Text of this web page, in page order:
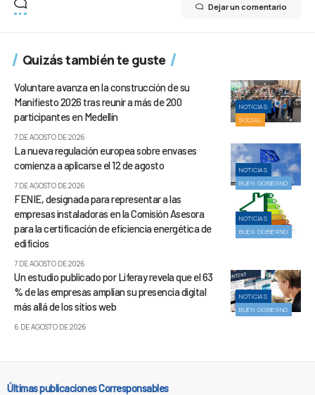
Dejar un comentario
Quizás también te guste
NOTICIAS
SOCIAL
Voluntare avanza en la construcción de su
Manifiesto 2026 tras reunir a más de 200
participantes en Medellín
7 DE AGOSTO DE 2026
NOTICIAS
BUEN GOBIERNO
La nueva regulación europea sobre envases
comienza a aplicarse el 12 de agosto
7 DE AGOSTO DE 2026
NOTICIAS
BUEN GOBIERNO
FENIE, designada para representar a las
empresas instaladoras en la Comisión Asesora
para la certificación de eficiencia energética de
edificios
7 DE AGOSTO DE 2026
NOTICIAS
BUEN GOBIERNO
Un estudio publicado por Liferay revela que el 63
% de las empresas amplían su presencia digital
más allá de los sitios web
6 DE AGOSTO DE 2026
Últimas publicaciones Corresponsables